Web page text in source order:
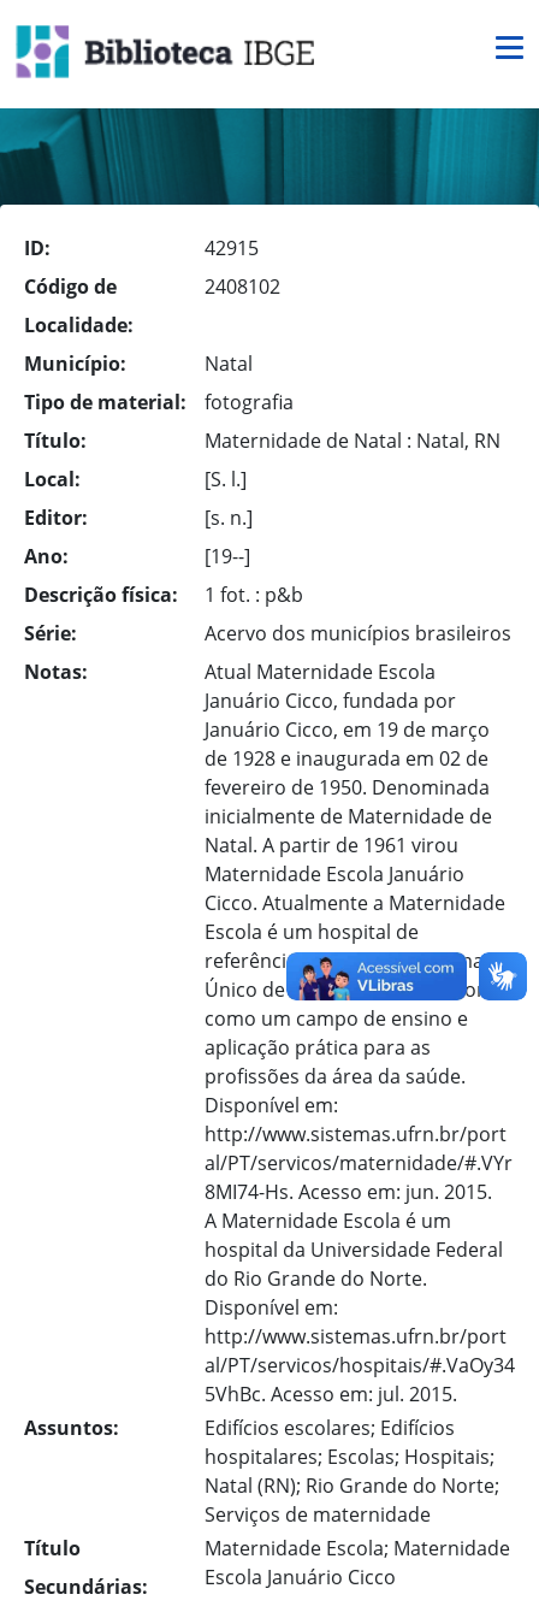
ID:
42915
Código de
Localidade:
2408102
Município:
Natal
Tipo de material:
fotografia
Título:
Maternidade de Natal : Natal, RN
Local:
[S. l.]
Editor:
[s. n.]
Ano:
[19--]
Descrição física:
1 fot. : p&b
Série:
Acervo dos municípios brasileiros
Notas:
Atual Maternidade Escola
Januário Cicco, fundada por
Januário Cicco, em 19 de março
de 1928 e inaugurada em 02 de
fevereiro de 1950. Denominada
inicialmente de Maternidade de
Natal. A partir de 1961 virou
Maternidade Escola Januário
Cicco. Atualmente a Maternidade
Escola é um hospital de
referência terciária do Sistema
Único de Saúde (SUS) e funciona
como um campo de ensino e
aplicação prática para as
profissões da área da saúde.
Disponível em:
http://www.sistemas.ufrn.br/port
al/PT/servicos/maternidade/#.VYr
8MI74-Hs. Acesso em: jun. 2015.
A Maternidade Escola é um
hospital da Universidade Federal
do Rio Grande do Norte.
Disponível em:
http://www.sistemas.ufrn.br/port
al/PT/servicos/hospitais/#.VaOy34
5VhBc. Acesso em: jul. 2015.
Assuntos:
Edifícios escolares; Edifícios
hospitalares; Escolas; Hospitais;
Natal (RN); Rio Grande do Norte;
Serviços de maternidade
Título
Secundárias:
Maternidade Escola; Maternidade
Escola Januário Cicco